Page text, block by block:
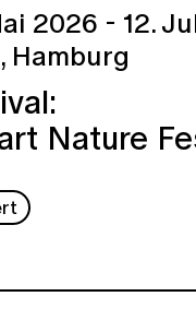
2026 - 12.
Hamburg
Nature